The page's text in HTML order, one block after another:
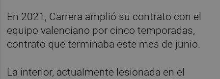
En 2021, Carrera amplió su contrato con el
equipo valenciano por cinco temporadas,
contrato que terminaba este mes de junio.
La interior, actualmente lesionada en el